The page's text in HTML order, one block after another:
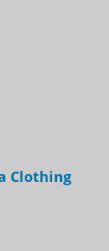
Clothing